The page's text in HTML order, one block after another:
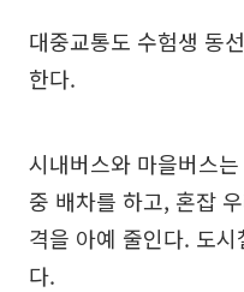
대중교통도 수험생 동
한다.
시내버스와 마을버스
중 배차를 하고, 혼잡
격을 아예 줄인다. 도
다.